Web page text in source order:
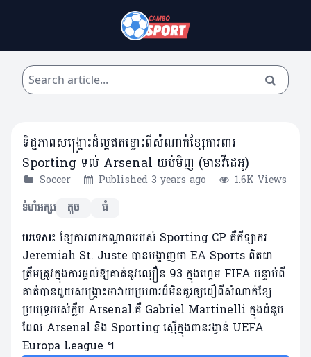
ទិដ្ឋភាពសង្គ្រោះដ៏ល្អឥតខ្ចោះពីសំណាក់ខ្សែការពារ
Sporting ទល់ Arsenal យប់មិញ (មានវីដេអូ)
Soccer Published 3 years ago
1.6K Views
ទំហំអក្សរ
តូច ធំ
បរទេស៖ ខ្សែការពារកណ្តាលរបស់ Sporting CP គឺកីឡាករ
Jeremiah St. Juste បានបង្ហាញថា EA Sports ពិតជា
ត្រឹមត្រូវក្នុងការផ្តល់ឱ្យគាត់នូវល្បឿន 93 ក្នុងហ្គេម FIFA បន្ទាប់ពី
គាត់បានជួយសង្គ្រោះថាវាយប្រហារដ៏មិនគួរឲ្យជឿពីសំណាក់ខ្សែ
ប្រយុទ្ធរបស់ក្លឹប Arsenal.គឺ Gabriel Martinelli ក្នុងជំនួប
ដែល Arsenal និង Sporting ស្មើក្នុងពានរង្វាន់ ​UEFA
Europa League ។